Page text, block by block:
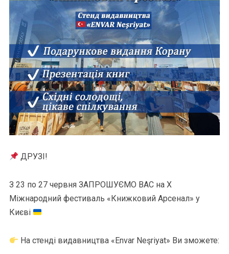
ДРУЗІ!
З 23 по 27 червня ЗАПРОШУЄМО ВАС на Х
Міжнародний фестиваль «Книжковий Арсенал» у
Києві
На стенді видавництва «Envar Neşriyat» Ви зможете: